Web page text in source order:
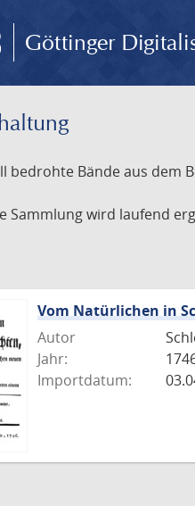
Göttinger
bedrohte Bände aus dem
Sammlung wird laufend
Vom Natürlichen in
Autor
Jahr:
Importdatum: